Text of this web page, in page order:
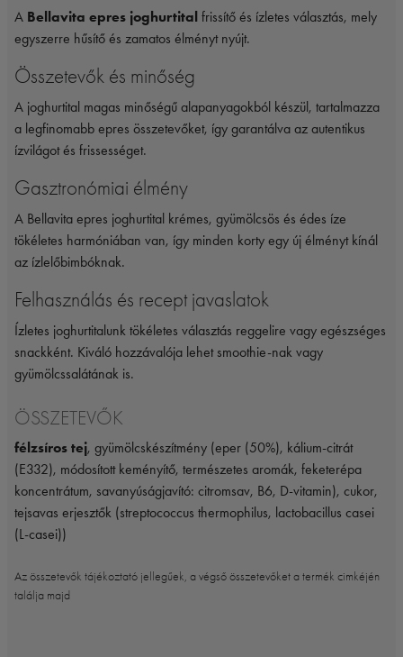
A Bellavita epres joghurtital frissítő és ízletes választás, mely
egyszerre hűsítő és zamatos élményt nyújt.
Összetevők és minőség
A joghurtital magas minőségű alapanyagokból készül, tartalmazza
a legfinomabb epres összetevőket, így garantálva az autentikus
ízvilágot és frissességet.
Gasztronómiai élmény
A Bellavita epres joghurtital krémes, gyümölcsös és édes íze
tökéletes harmóniában van, így minden korty egy új élményt kínál
az ízlelőbimbóknak.
Felhasználás és recept javaslatok
Ízletes joghurtitalunk tökéletes választás reggelire vagy egészséges
snackként. Kiváló hozzávalója lehet smoothie-nak vagy
gyümölcssalátának is.
ÖSSZETEVŐK
félzsíros tej, gyümölcskészítmény (eper (50%), kálium-citrát
(E332), módosított keményítő, természetes aromák, feketerépa
koncentrátum, savanyúságjavító: citromsav, B6, D-vitamin), cukor,
tejsavas erjesztők (streptococcus thermophilus, lactobacillus casei
(L-casei))
Az összetevők tájékoztató jellegűek, a végső összetevőket a termék cimkéjén
találja majd